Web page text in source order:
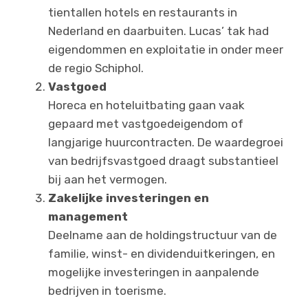
tientallen hotels en restaurants in
Nederland en daarbuiten. Lucas’ tak had
eigendommen en exploitatie in onder meer
de regio Schiphol.
Vastgoed
Horeca en hoteluitbating gaan vaak
gepaard met vastgoedeigendom of
langjarige huurcontracten. De waardegroei
van bedrijfsvastgoed draagt substantieel
bij aan het vermogen.
Zakelijke investeringen en
management
Deelname aan de holdingstructuur van de
familie, winst- en dividenduitkeringen, en
mogelijke investeringen in aanpalende
bedrijven in toerisme.